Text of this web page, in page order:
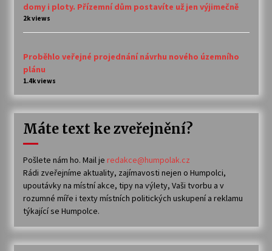
domy i ploty. Přízemní dům postavíte už jen výjimečně
2k views
Proběhlo veřejné projednání návrhu nového územního
plánu
1.4k views
Máte text ke zveřejnění?
Pošlete nám ho. Mail je redakce@humpolak.cz
Rádi zveřejníme aktuality, zajímavosti nejen o Humpolci,
upoutávky na místní akce, tipy na výlety, Vaši tvorbu a v
rozumné míře i texty místních politických uskupení a reklamu
týkající se Humpolce.